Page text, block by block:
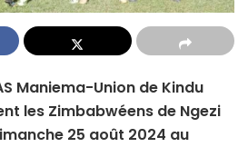
Maniema-Union de Kindu
les Zimbabwéens de Ngezi
25 août 2024 au